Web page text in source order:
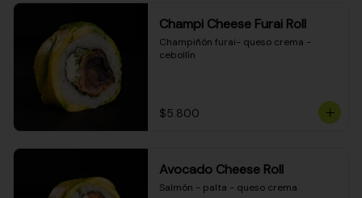
Champi Cheese Furai Roll
Champiñón furai- queso crema -
cebollín
$5.800
Avocado Cheese Roll
Salmón - palta - queso crema